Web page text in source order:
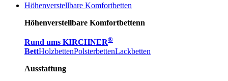
Höhenverstellbare Komfortbetten
Höhenverstellbare Komfortbettenn
Rund ums KIRCHNER®
BettHolzbettenPolsterbettenLackbetten
Ausstattung